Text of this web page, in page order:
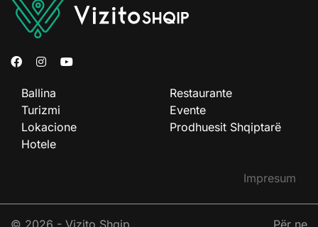
Ballina
Turizmi
Lokacione
Hotele
Restaurante
Evente
Prodhuesit Shqiptarë
Impresum